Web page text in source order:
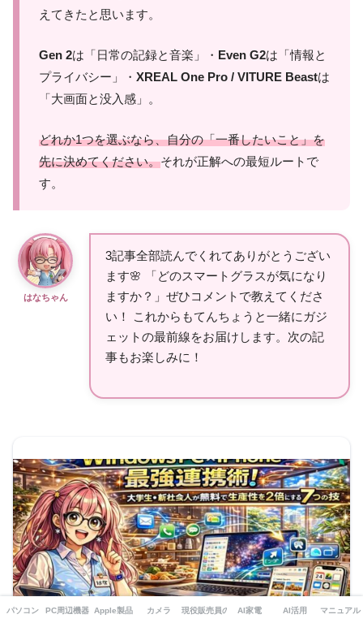
えてきたと思います。
Gen 2は「日常の記録と音楽」・ Even G2は「情報と
プライバシー」・ XREAL One Pro / VITURE Beastは
「大画面と没入感」。
どれか1つを選ぶなら、自分の「一番したいこと」を
先に決めてください。それが正解への最短ルートで
す。
はなちゃん
3記事全部読んでくれてありがとうござい
ます🌸 「どのスマートグラスが気になり
ますか？」ぜひコメントで教えてくださ
い！ これからもてんちょうと一緒にガジ
ェットの最前線をお届けします。次の記
事もお楽しみに！
パソコン PC周辺機器・ガジェット
Apple製品 カメラ 現役販売員の本音AI家電 AI活用 マニュアル